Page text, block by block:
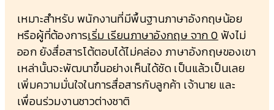
เหมาะสำหรับ พนักงานที่มีพื้นฐานภาษาอังกฤษน้อย
หรือผู้ที่ต้องการเริ่ม เรียนภาษาอังกฤษ จาก 0 ฟังไม่
ออก ยังสื่อสารโต้ตอบได้ไม่คล่อง ภาษาอังกฤษของเขา
เหล่านั้นจะพัฒนาขึ้นอย่างเห็นได้ชัด เป็นแล้วเป็นเลย
เพิ่มความมั่นใจในการสื่อสารกับลูกค้า เจ้านาย และ
เพื่อนร่วมงานชาวต่างชาติ